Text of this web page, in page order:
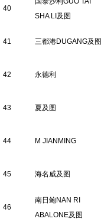
40
SHA LI及图
41 三都港DUGANG及图
42 永德利
43 夏及图
44 M JIANMING
45 海名威及图
46
南日鲍NAN RI
ABALONE及图